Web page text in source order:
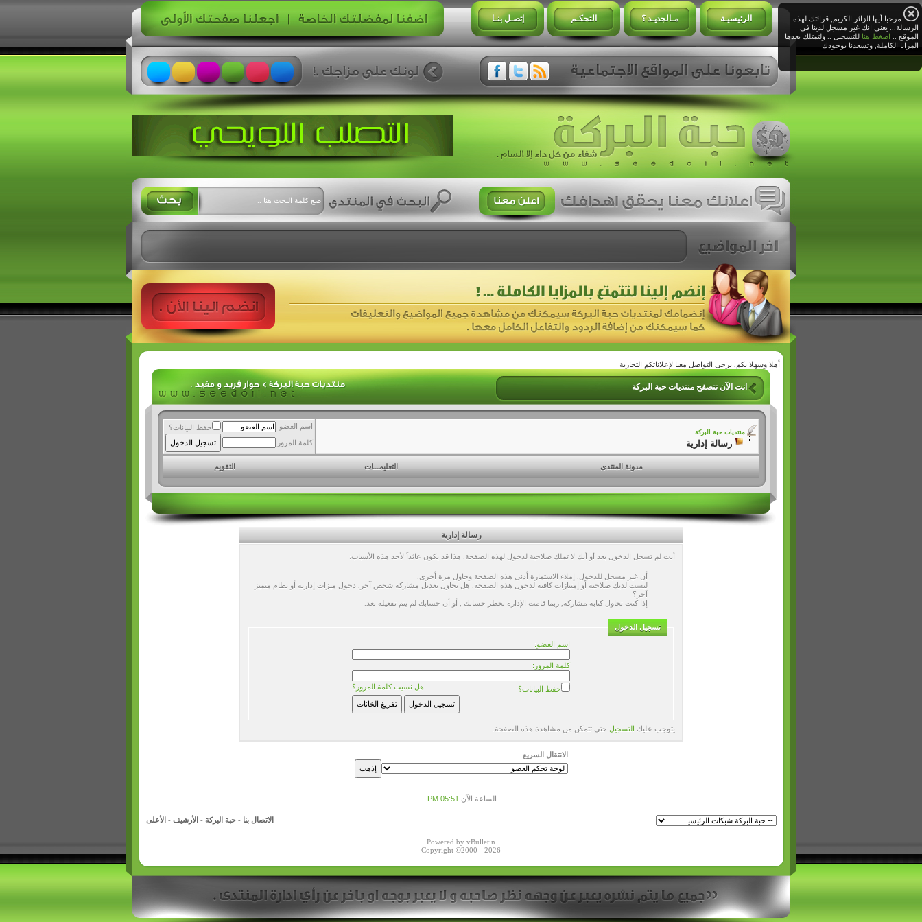
الرئيسيـة مـالجديـد ؟ التحكـم إتصـل بنـا
أهلا وسهلا بكم, يرجى التواصل معنا لإعلاناتكم التجارية
انت الآن تتصفح منتديات حبة البركة
منتديات حبة البركة
رسالة إدارية
اسم العضو
حفظ البيانات؟
كلمة المرور
مدونة المنتدى التعليمـــات التقويم
رسالة إدارية
أنت لم تسجل الدخول بعد أو أنك لا تملك صلاحية لدخول لهذه الصفحة. هذا قد يكون عائداً لأحد هذه الأسباب:
أن غير مسجل للدخول. إملاء الاستمارة أدنى هذه الصفحة وحاول مرة أخرى.
ليست لديك صلاحية أو إمتيازات كافية لدخول هذه الصفحة. هل تحاول تعديل مشاركة شخص آخر, دخول ميزات إدارية أو نظام متميز
آخر؟
إذا كنت تحاول كتابة مشاركة, ربما قامت الإدارة بحظر حسابك , أو أن حسابك لم يتم تفعيله بعد.
تسجيل الدخول
اسم العضو:
كلمة المرور:
هل نسيت كلمة المرور؟ حفظ البيانات؟
يتوجب عليك التسجيل حتى تتمكن من مشاهدة هذه الصفحة.
الانتقال السريع
مرحبا أيها الزائر الكريم, قرائتك لهذه
الرسالة... يعني انك غير مسجل لدينا في
الموقع .. اضغط هنا للتسجيل .. ولتمتلك بعدها
المزايا الكاملة, وتسعدنا بوجودك
الساعة الآن 05:51 PM
الاتصال بنا -حبة البركة - الأرشيف - الأعلى
Powered by vBulletin
Copyright ©2000 - 2026